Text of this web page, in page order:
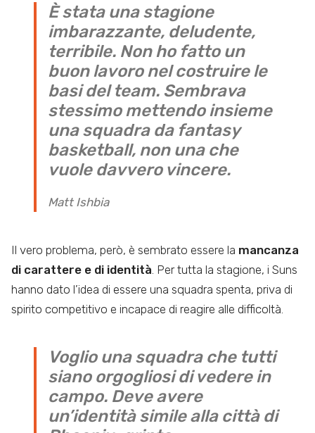
È stata una stagione
imbarazzante, deludente,
terribile. Non ho fatto un
buon lavoro nel costruire le
basi del team. Sembrava
stessimo mettendo insieme
una squadra da fantasy
basketball, non una che
vuole davvero vincere.
Matt Ishbia
Il vero problema, però, è sembrato essere la mancanza
di carattere e di identità . Per tutta la stagione, i Suns
hanno dato l’idea di essere una squadra spenta, priva di
spirito competitivo e incapace di reagire alle difficoltà.
Voglio una squadra che tutti
siano orgogliosi di vedere in
campo. Deve avere
un’identità simile alla città di